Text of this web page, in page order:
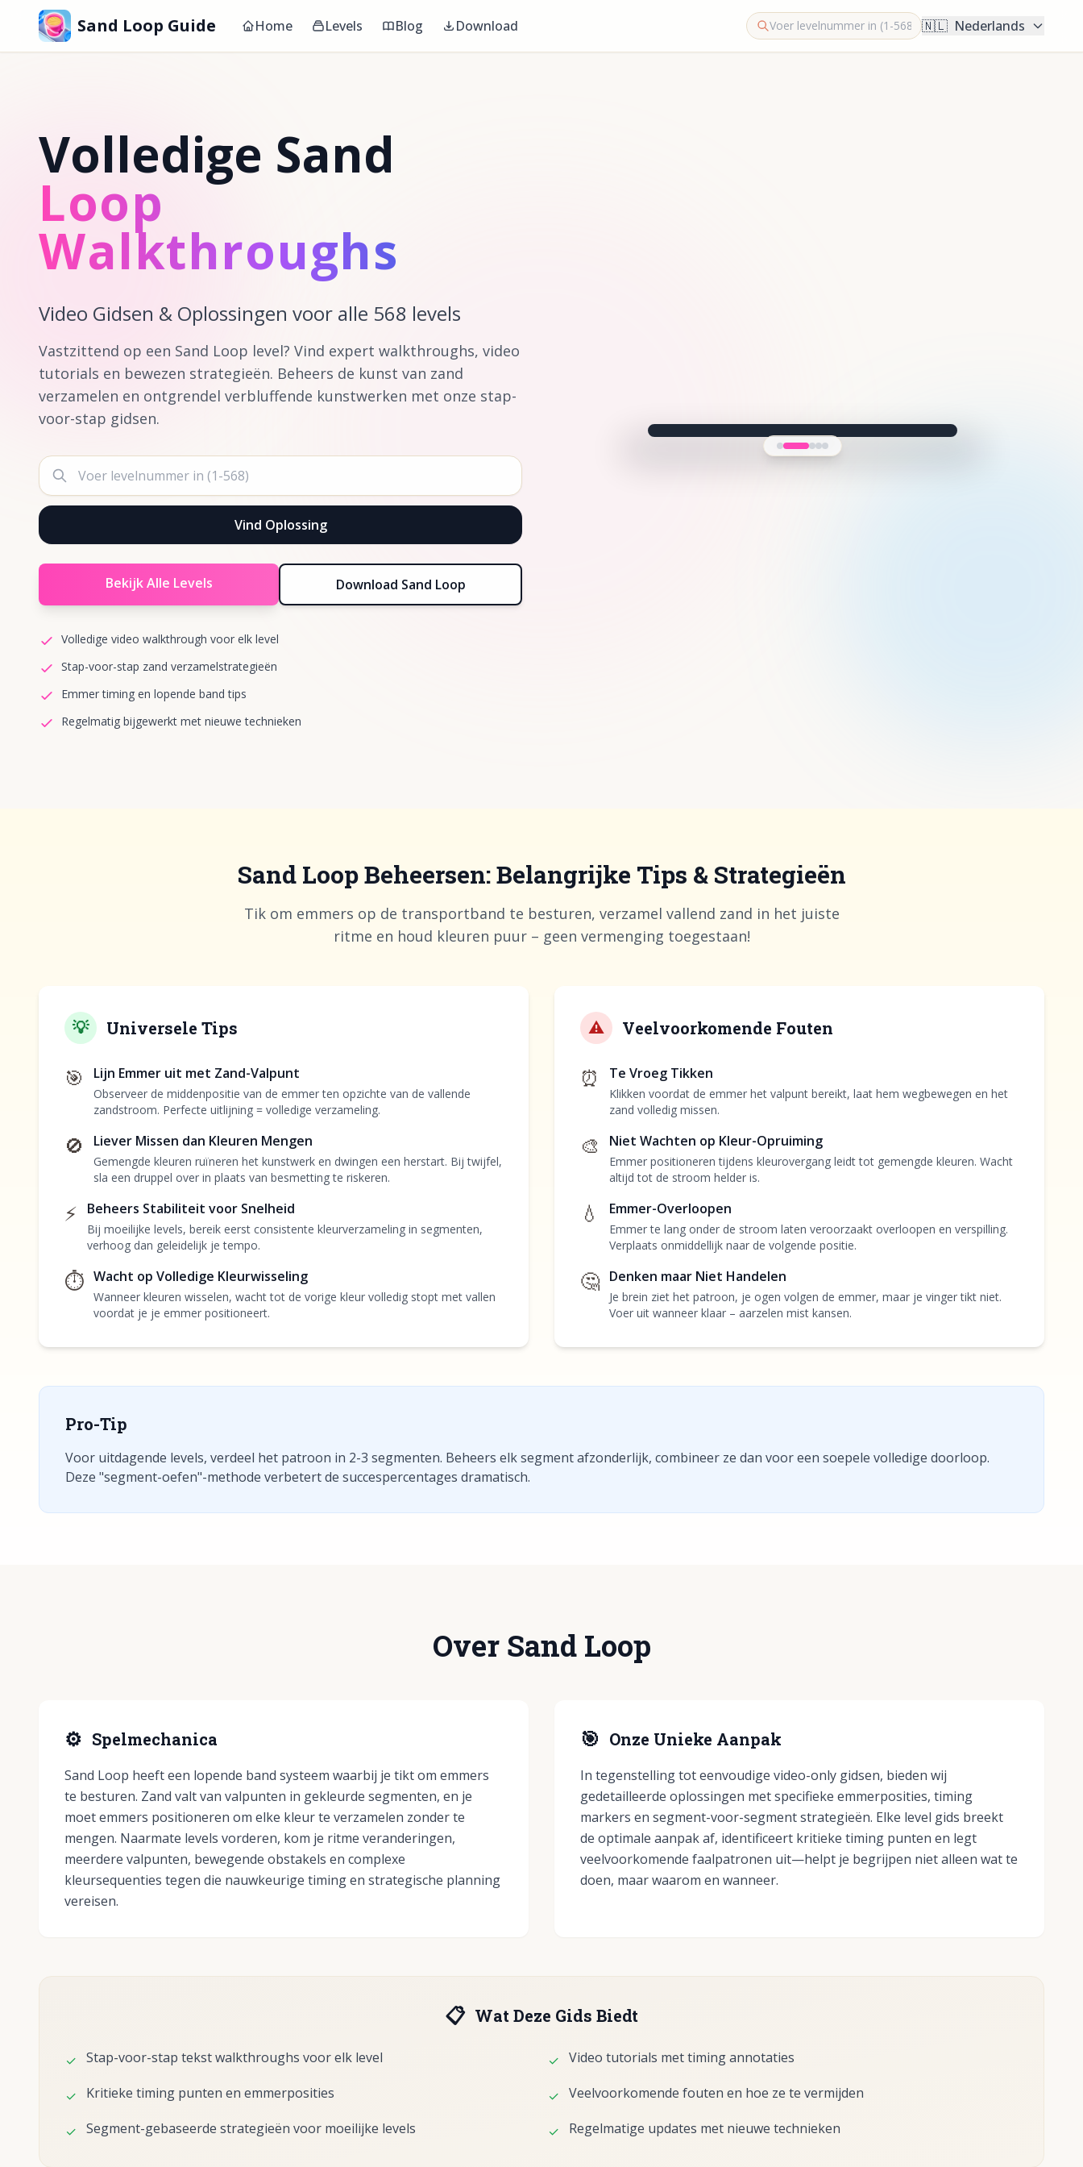
Sand Loop Guide Home Levels Blog Download 🇳🇱 Nederlands
Volledige Sand
Loop
Walkthroughs
Video Gidsen & Oplossingen voor alle 568 levels
Vastzittend op een Sand Loop level? Vind expert walkthroughs, video
tutorials en bewezen strategieën. Beheers de kunst van zand
verzamelen en ontgrendel verbluffende kunstwerken met onze stap-
voor-stap gidsen.
Vind Oplossing
Bekijk Alle Levels Download Sand Loop
Volledige video walkthrough voor elk level
Stap-voor-stap zand verzamelstrategieën
Emmer timing en lopende band tips
Regelmatig bijgewerkt met nieuwe technieken
Sand Loop Beheersen: Belangrijke Tips & Strategieën
Tik om emmers op de transportband te besturen, verzamel vallend zand in het juiste
ritme en houd kleuren puur – geen vermenging toegestaan!
💡 Universele Tips
🎯 Lijn Emmer uit met Zand-Valpunt
Observeer de middenpositie van de emmer ten opzichte van de vallende
zandstroom. Perfecte uitlijning = volledige verzameling.
🚫 Liever Missen dan Kleuren Mengen
Gemengde kleuren ruïneren het kunstwerk en dwingen een herstart. Bij twijfel,
sla een druppel over in plaats van besmetting te riskeren.
⚡ Beheers Stabiliteit voor Snelheid
Bij moeilijke levels, bereik eerst consistente kleurverzameling in segmenten,
verhoog dan geleidelijk je tempo.
⏱️ Wacht op Volledige Kleurwisseling
Wanneer kleuren wisselen, wacht tot de vorige kleur volledig stopt met vallen
voordat je je emmer positioneert.
⚠️ Veelvoorkomende Fouten
⏰ Te Vroeg Tikken
Klikken voordat de emmer het valpunt bereikt, laat hem wegbewegen en het
zand volledig missen.
🎨 Niet Wachten op Kleur-Opruiming
Emmer positioneren tijdens kleurovergang leidt tot gemengde kleuren. Wacht
altijd tot de stroom helder is.
💧 Emmer-Overloopen
Emmer te lang onder de stroom laten veroorzaakt overloopen en verspilling.
Verplaats onmiddellijk naar de volgende positie.
🤔 Denken maar Niet Handelen
Je brein ziet het patroon, je ogen volgen de emmer, maar je vinger tikt niet.
Voer uit wanneer klaar – aarzelen mist kansen.
Pro-Tip
Voor uitdagende levels, verdeel het patroon in 2-3 segmenten. Beheers elk segment afzonderlijk, combineer ze dan voor een soepele volledige doorloop.
Deze "segment-oefen"-methode verbetert de succespercentages dramatisch.
Over Sand Loop
⚙️ Spelmechanica
Sand Loop heeft een lopende band systeem waarbij je tikt om emmers
te besturen. Zand valt van valpunten in gekleurde segmenten, en je
moet emmers positioneren om elke kleur te verzamelen zonder te
mengen. Naarmate levels vorderen, kom je ritme veranderingen,
meerdere valpunten, bewegende obstakels en complexe
kleursequenties tegen die nauwkeurige timing en strategische planning
vereisen.
🎯 Onze Unieke Aanpak
In tegenstelling tot eenvoudige video-only gidsen, bieden wij
gedetailleerde oplossingen met specifieke emmerposities, timing
markers en segment-voor-segment strategieën. Elke level gids breekt
de optimale aanpak af, identificeert kritieke timing punten en legt
veelvoorkomende faalpatronen uit—helpt je begrijpen niet alleen wat te
doen, maar waarom en wanneer.
📋 Wat Deze Gids Biedt
✓ Stap-voor-stap tekst walkthroughs voor elk level ✓ Video tutorials met timing annotaties
✓ Kritieke timing punten en emmerposities ✓ Veelvoorkomende fouten en hoe ze te vermijden
✓ Segment-gebaseerde strategieën voor moeilijke levels ✓ Regelmatige updates met nieuwe technieken